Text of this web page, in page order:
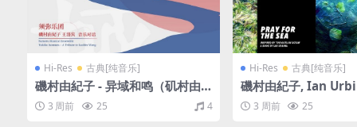
Hi-Res 古典[纯音乐]
磯村由紀子 - 异域和鸣（矶村由
纪子-王洛宾 音乐对话）（2021/
FLAC/分轨/582M）(24bit/48k
3 周前 25 4
Hi-Res 古典[纯音乐]
磯村由紀子, Ian
or the Sea
Outlaw Ocean’ a
3 周前 25